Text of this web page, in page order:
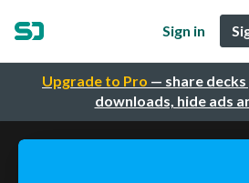
Upgrade to Pro — share
downloads, hide ads
Sign in